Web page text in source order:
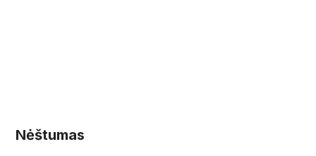
Nėštumas